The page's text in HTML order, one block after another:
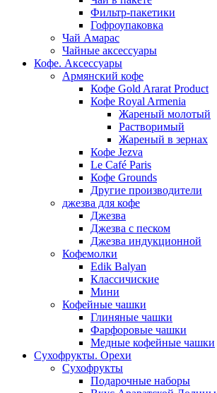
Фильтр-пакетики
Гофроупаковка
Чай Амарас
Чайные аксессуары
Кофе. Аксессуары
Армянский кофе
Кофе Gold Ararat Product
Кофе Royal Armenia
Жареный молотый
Растворимый
Жареный в зернах
Кофе Jezva
Le Café Paris
Кофе Grounds
Другие производители
джезва для кофе
Джезва
Джезва с песком
Джезва индукционной
Кофемолки
Edik Balyan
Классичиские
Мини
Кофейные чашки
Глиняные чашки
Фарфоровые чашки
Медные кофейные чашки
Сухофрукты. Орехи
Сухофрукты
Подарочные наборы